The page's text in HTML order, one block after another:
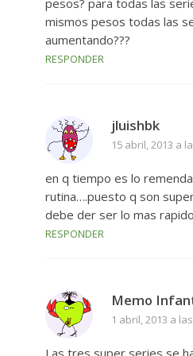
pesos? para todas las
mismos pesos todas las
aumentando???
RESPONDER
jluishbk
15 abril, 2013 a
en q tiempo es lo
rutina….puesto q son
debe der ser lo mas
RESPONDER
Memo
1 abril, 2013 a